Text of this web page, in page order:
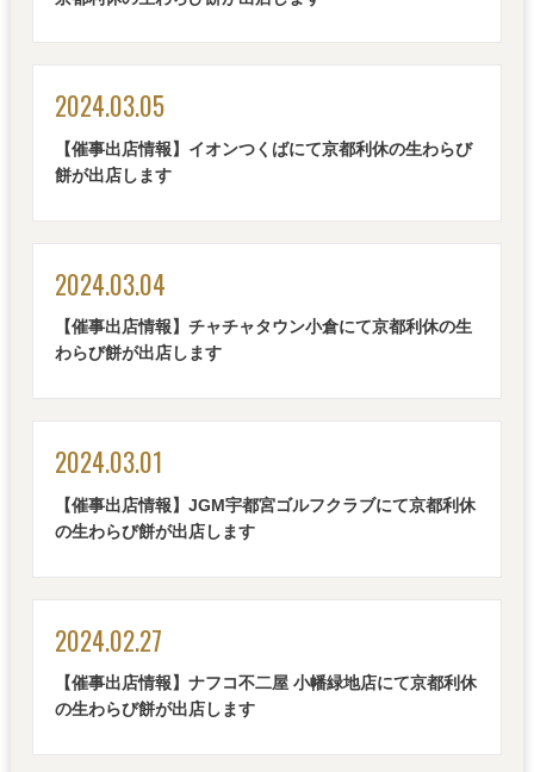
2024.03.05
【催事出店情報】イオンつくばにて京都利休の生わらび
餅が出店します
2024.03.04
【催事出店情報】チャチャタウン小倉にて京都利休の生
わらび餅が出店します
2024.03.01
【催事出店情報】JGM宇都宮ゴルフクラブにて京都利休
の生わらび餅が出店します
2024.02.27
【催事出店情報】ナフコ不二屋 小幡緑地店にて京都利休
の生わらび餅が出店します